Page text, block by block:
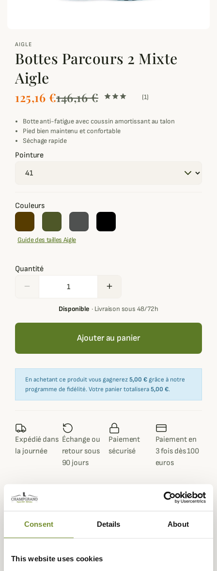
Consent Details About
This website uses cookies
AIGLE
Bottes Parcours 2 Mixte
Aigle
125,16 €146,16 € (1)
Botte anti-fatigue avec coussin amortissant au talon
Pied bien maintenu et confortable
Séchage rapide
Pointure
Couleurs
Guide des tailles Aigle
Quantité
remove add
Disponible· Livraison sous 48/72h
Ajouter au panier
En achetant ce produit vous gagnerez5,00 € grâce à notre
programme de fidélité. Votre panier totalisera5,00 €.
Expédié dans
la journée
Échange ou
retour sous
90 jours
Paiement
sécurisé
Paiement en
3 fois dès 100
euros
Description
première botte anti-fatigue" vous permettant de